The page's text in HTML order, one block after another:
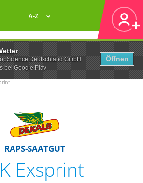
Deutschland GmbH
bei Google Play
Öffnen
A-Z
RAPS-SAATGUT
Exsprint